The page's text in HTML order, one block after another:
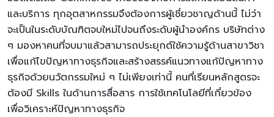
และบริการ ทุกอุตสาหกรรมจึงต้องการผู้เชี่ยวชาญด้านนี้ ไม่ว่า
จะเป็นในระดับบัณฑิตจบใหม่ไปจนถึงระดับผู้นำองค์กร บริษัทต่าง
ๆ มองหาคนที่จบมาแล้วสามารถประยุกต์ใช้ความรู้ด้านสาขาวิชา
เพื่อแก้ไขปัญหาทางธุรกิจและสร้างสรรค์แนวทางแก้ปัญหาทาง
ธุรกิจด้วยนวัตกรรมใหม่ ๆ ไม่เพียงเท่านี้ คนที่เรียนหลักสูตรจะ
ต้องมี Skills ในด้านการสื่อสาร การใช้เทคโนโลยีที่เกี่ยวข้อง
เพื่อวิเคราะห์ปัญหาทางธุรกิจ